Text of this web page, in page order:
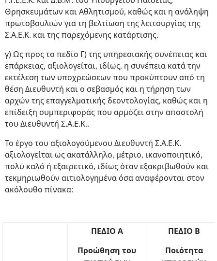
Θρησκευμάτων και Αθλητισμού, καθώς και η ανάληψη
πρωτοβουλιών για τη βελτίωση της λειτουργίας της
Σ.Α.Ε.Κ. και της παρεχόμενης κατάρτισης.
γ) Ως προς το πεδίο Γ) της υπηρεσιακής συνέπειας και
επάρκειας, αξιολογείται, ιδίως, η συνέπεια κατά την
εκτέλεση των υποχρεώσεων που προκύπτουν από τη
θέση Διευθυντή και ο σεβασμός και η τήρηση των
αρχών της επαγγελματικής δεοντολογίας, καθώς και η
επίδειξη συμπεριφοράς που αρμόζει στην αποστολή
του Διευθυντή Σ.Α.Ε.Κ..
Το έργο του αξιολογούμενου Διευθυντή Σ.Α.Ε.Κ.
αξιολογείται ως ακατάλληλο, μέτριο, ικανοποιητικό,
πολύ καλό ή εξαιρετικό, ιδίως όταν εξακριβωθούν και
τεκμηριωθούν αιτιολογημένα όσα αναφέρονται στον
ακόλουθο πίνακα:
ΠΕΔΙΟ Α
Προώθηση του
ΠΕΔΙΟ Β
Ποιότητα